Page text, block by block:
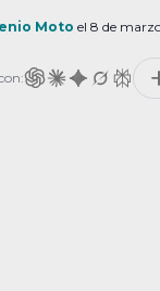
en su
de
a los […]
Moto el 8 de